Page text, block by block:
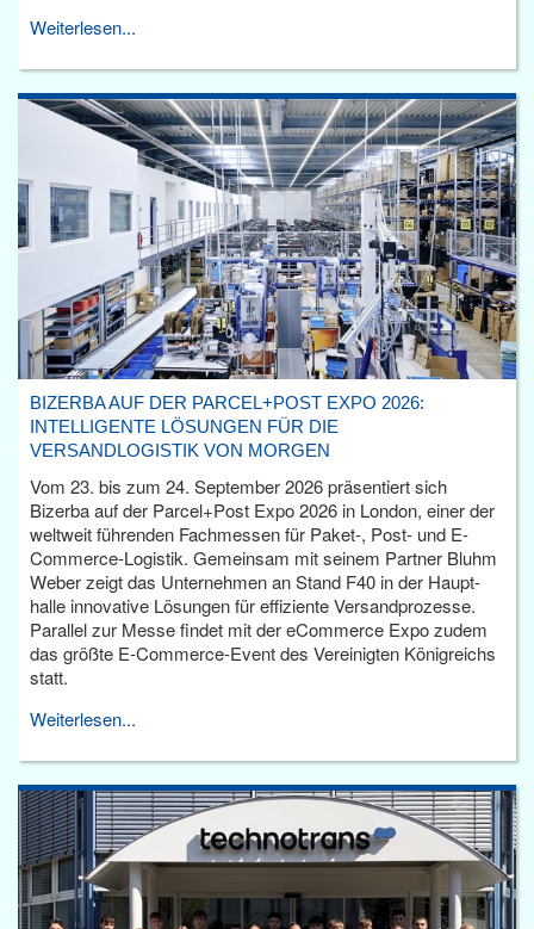
Weiterlesen...
BIZERBA AUF DER PARCEL+POST EXPO 2026:
INTELLIGENTE LÖSUNGEN FÜR DIE
VERSANDLOGISTIK VON MORGEN
Vom 23. bis zum 24. September 2026 präsentiert sich
Bizerba auf der Parcel+Post Expo 2026 in London, einer der
weltweit führenden Fachmessen für Paket-, Post- und E-
Commerce-Logistik. Gemeinsam mit seinem Partner Bluhm
Weber zeigt das Unternehmen an Stand F40 in der Haupt­
halle innovative Lösungen für effiziente Versandprozesse.
Parallel zur Messe findet mit der eCommerce Expo zudem
das größte E-Commerce-Event des Vereinigten Königreichs
statt.
Weiterlesen...